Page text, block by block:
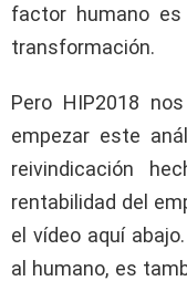
factor humano
transformación.
Pero HIP2018
empezar este
reivindicación
rentabilidad del
el vídeo aquí
al humano, es